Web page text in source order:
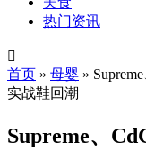
热门资讯

首页 » 母婴 »
实战鞋回潮
Supreme、